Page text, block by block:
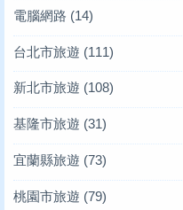
電腦網路 (14)
台北市旅遊 (111)
新北市旅遊 (108)
基隆市旅遊 (31)
宜蘭縣旅遊 (73)
桃園市旅遊 (79)